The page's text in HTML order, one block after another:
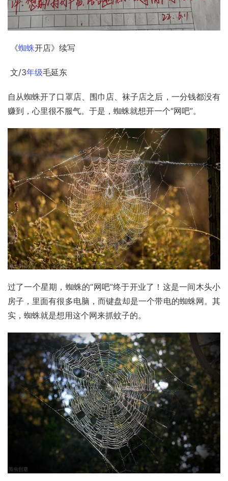
《蜘蛛开店》续写
文/3年级毛延东
自从蜘蛛开了口罩店、围巾店、袜子店之后，一分钱都没有
赚到，心里很不服气。于是，蜘蛛就想开一个“网吧”。
过了一个星期，蜘蛛的“网吧”终于开业了！这是一间木头小
房子，里面有很多电脑，而键盘却是一个带电的蜘蛛网。其
实，蜘蛛就是想用这个网来抓蚊子的。